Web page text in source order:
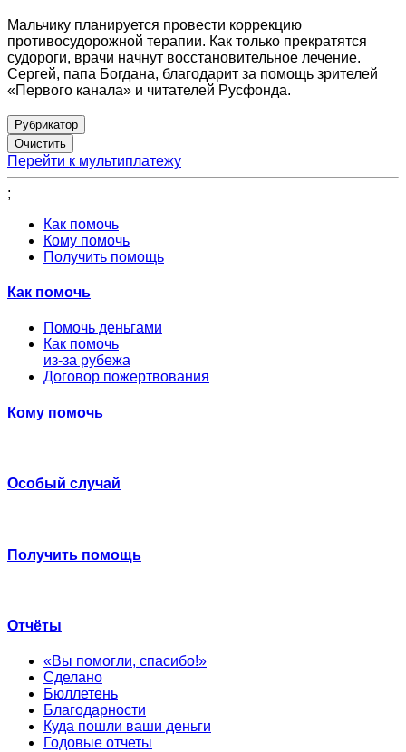
Мальчику планируется провести коррекцию
противосудорожной терапии. Как только прекратятся
судороги, врачи начнут восстановительное лечение.
Сергей, папа Богдана, благодарит за помощь зрителей
«Первого канала» и читателей Русфонда.
Рубрикатор
Перейти к мультиплатежу
;
Как помочь
Кому помочь
Получить помощь
Как помочь
Помочь деньгами
Как помочь
из-за рубежа
Договор пожертвования
Кому помочь
Особый случай
Получить помощь
Отчёты
«Вы помогли, спасибо!»
Сделано
Бюллетень
Благодарности
Куда пошли ваши деньги
Годовые отчеты